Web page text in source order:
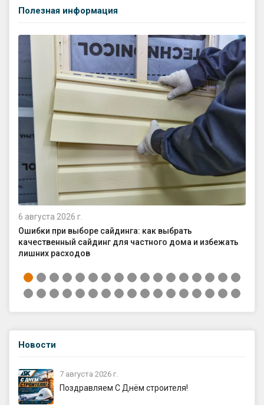
Новости
7 августа 2026 г.
Поздравляем С Днём строителя!
Полезная информация
6 августа 2026 г.
Ошибки при выборе сайдинга: как выбрать
качественный сайдинг для частного дома и избежать
лишних расходов